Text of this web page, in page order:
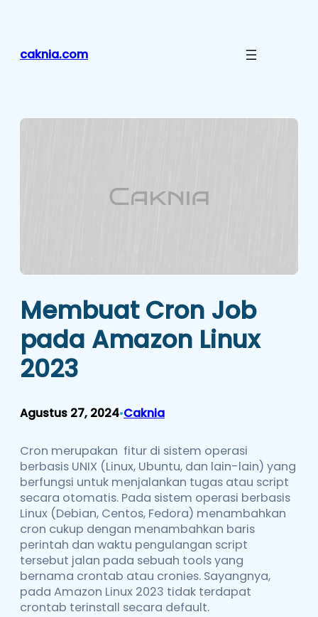
caknia.com
Membuat Cron Job
pada Amazon Linux
2023
Agustus 27, 2024•Caknia
Cron merupakan fitur di sistem operasi
berbasis UNIX (Linux, Ubuntu, dan lain-lain) yang
berfungsi untuk menjalankan tugas atau script
secara otomatis. Pada sistem operasi berbasis
Linux (Debian, Centos, Fedora) menambahkan
cron cukup dengan menambahkan baris
perintah dan waktu pengulangan script
tersebut jalan pada sebuah tools yang
bernama crontab atau cronies. Sayangnya,
pada Amazon Linux 2023 tidak terdapat
crontab terinstall secara default.